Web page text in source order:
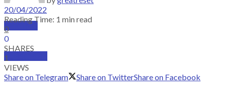
PRICING
SUBSCRIBE
20/04/2022
Reading Time: 1 min read
0
0
SHARES
1
VIEWS
Share on Telegram
Share on TwitterShare on Facebook